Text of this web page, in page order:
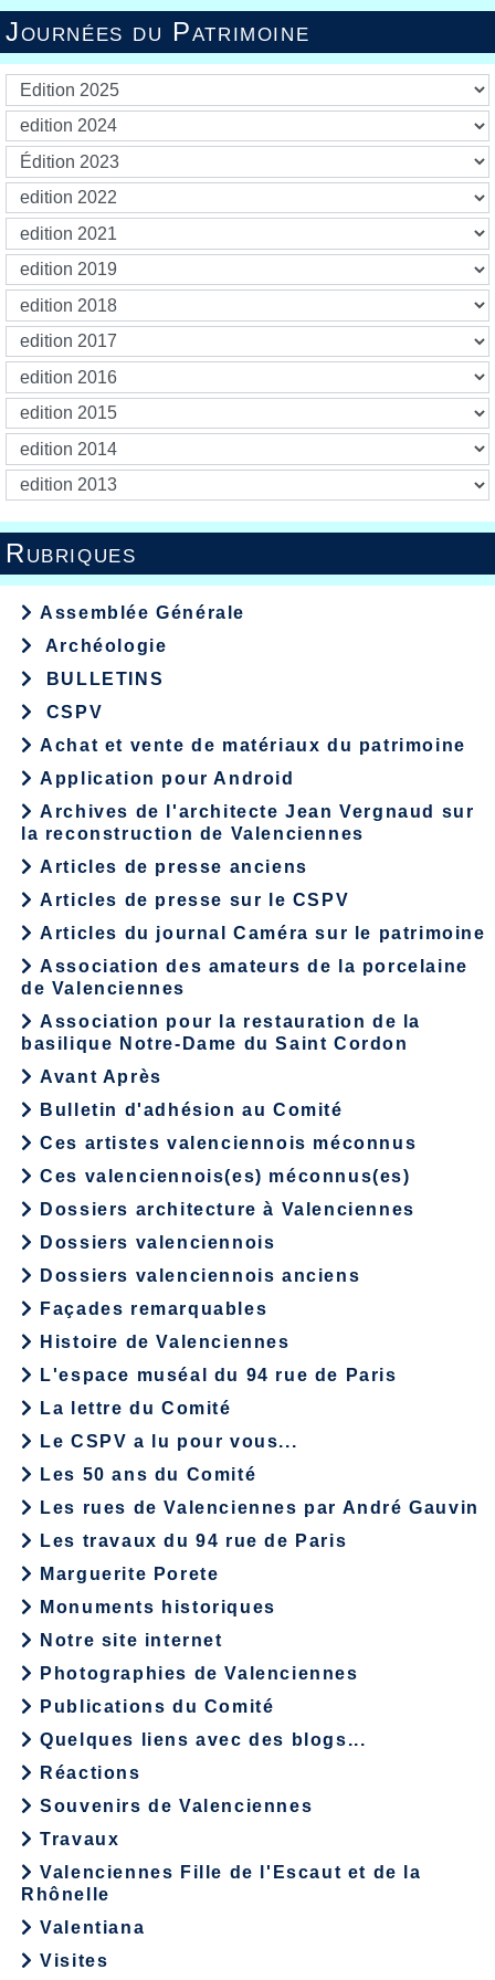
Journées du Patrimoine
Rubriques
Assemblée Générale
Archéologie
BULLETINS
CSPV
Achat et vente de matériaux du patrimoine
Application pour Android
Archives de l'architecte Jean Vergnaud sur
la reconstruction de Valenciennes
Articles de presse anciens
Articles de presse sur le CSPV
Articles du journal Caméra sur le patrimoine
Association des amateurs de la porcelaine
de Valenciennes
Association pour la restauration de la
basilique Notre-Dame du Saint Cordon
Avant Après
Bulletin d'adhésion au Comité
Ces artistes valenciennois méconnus
Ces valenciennois(es) méconnus(es)
Dossiers architecture à Valenciennes
Dossiers valenciennois
Dossiers valenciennois anciens
Façades remarquables
Histoire de Valenciennes
L'espace muséal du 94 rue de Paris
La lettre du Comité
Le CSPV a lu pour vous...
Les 50 ans du Comité
Les rues de Valenciennes par André Gauvin
Les travaux du 94 rue de Paris
Marguerite Porete
Monuments historiques
Notre site internet
Photographies de Valenciennes
Publications du Comité
Quelques liens avec des blogs...
Réactions
Souvenirs de Valenciennes
Travaux
Valenciennes Fille de l'Escaut et de la
Rhônelle
Valentiana
Visites